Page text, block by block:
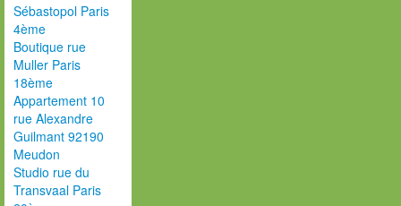
Sébastopol Paris
4ème
Boutique rue
Muller Paris
18ème
Appartement 10
rue Alexandre
Guilmant 92190
Meudon
Studio rue du
Transvaal Paris